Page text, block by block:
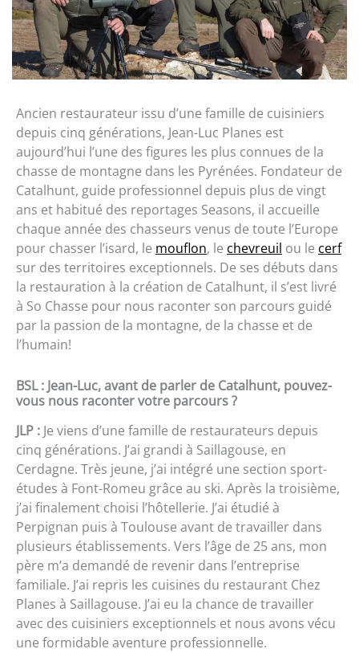
Ancien restaurateur issu d’une famille de cuisiniers
depuis cinq générations, Jean-Luc Planes est
aujourd’hui l’une des figures les plus connues de la
chasse de montagne dans les Pyrénées. Fondateur de
Catalhunt, guide professionnel depuis plus de vingt
ans et habitué des reportages Seasons, il accueille
chaque année des chasseurs venus de toute l’Europe
pour chasser l’isard, le mouflon, le chevreuil ou le cerf
sur des territoires exceptionnels. De ses débuts dans
la restauration à la création de Catalhunt, il s’est livré
à So Chasse pour nous raconter son parcours guidé
par la passion de la montagne, de la chasse et de
l’humain!
BSL : Jean-Luc, avant de parler de Catalhunt, pouvez-
vous nous raconter votre parcours ?
JLP : Je viens d’une famille de restaurateurs depuis
cinq générations. J’ai grandi à Saillagouse, en
Cerdagne. Très jeune, j’ai intégré une section sport-
études à Font-Romeu grâce au ski. Après la troisième,
j’ai finalement choisi l’hôtellerie. J’ai étudié à
Perpignan puis à Toulouse avant de travailler dans
plusieurs établissements. Vers l’âge de 25 ans, mon
père m’a demandé de revenir dans l’entreprise
familiale. J’ai repris les cuisines du restaurant Chez
Planes à Saillagouse. J’ai eu la chance de travailler
avec des cuisiniers exceptionnels et nous avons vécu
une formidable aventure professionnelle.